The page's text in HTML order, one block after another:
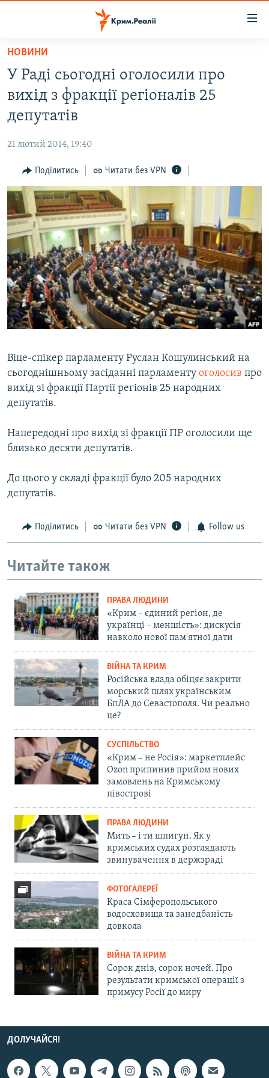
Перейти
основного
матеріалу
до
основної
Перейти
до
пошуку
ВОДА.КРИМ
ВІДЕО ТА ФОТО
БЛОГИ
ПОГЛЯД
ІНТЕРВ'Ю
ВСЕ ЗА ДЕНЬ
СПЕЦПРОЕКТИ
ДЕПОРТАЦІЯ
ВІДЕОУРОКИ «ELIFBE»
СВІДЧЕННЯ ОКУПАЦІЇ
УКРАЇНСЬКА ПРОБЛЕМА КРИМУ
ЯК ОБІЙТИ БЛОКУВАННЯ
Русский
Qırımtatar
Усі сайти RFE/RL
НОВИНИ
У Раді сьогодні оголосили про
вихід з фракції регіоналів 25
депутатів
21 лютий 2014, 19:40
Поділитись Читати без VPN
Віце-спікер парламенту Руслан Кошулинський на
сьогоднішньому засіданні парламенту оголосив про
вихід зі фракції Партії регіонів 25 народних
депутатів.
Напередодні про вихід зі фракції ПР оголосили ще
близько десяти депутатів.
До цього у складі фракції було 205 народних
депутатів.
Поділитись Читати без VPN Follow us
Читайте також
ПРАВА ЛЮДИНИ
«Крим – єдиний регіон, де
українці – меншість»: дискусія
навколо нової пам'ятної дати
ВІЙНА ТА КРИМ
Російська влада обіцяє закрити
морський шлях українським
БпЛА до Севастополя. Чи реально
це?
СУСПІЛЬСТВО
«Крим – не Росія»: маркетплейс
Ozon припинив прийом нових
замовлень на Кримському
півострові
ПРАВА ЛЮДИНИ
Мить – і ти шпигун. Як у
кримських судах розглядають
звинувачення в держзраді
ФОТОГАЛЕРЕЇ
Краса Сімферопольського
водосховища та занедбаність
довкола
ВІЙНА ТА КРИМ
Сорок днів, сорок ночей. Про
результати кримської операції з
примусу Росії до миру
ДОЛУЧАЙСЯ!